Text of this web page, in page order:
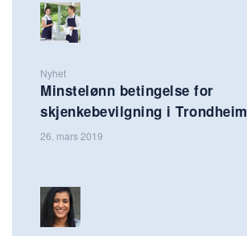
Nyhet
Minstelønn betingelse for
skjenkebevilgning i Trondheim
26. mars 2019